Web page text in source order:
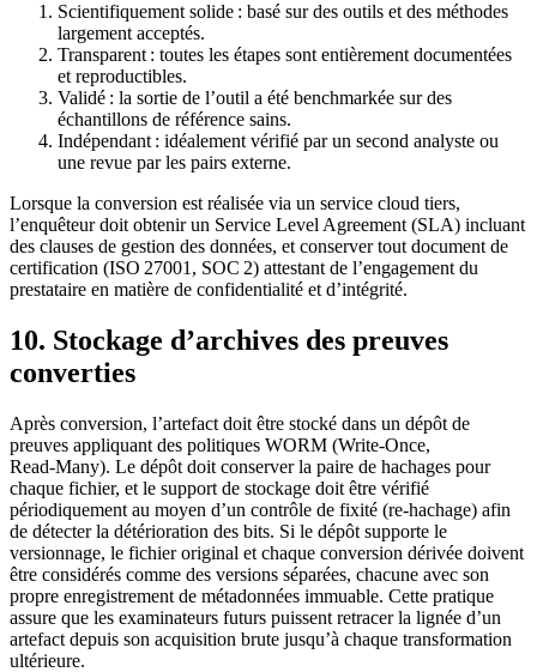
Scientifiquement solide : basé sur des outils et des méthodes
largement acceptés.
Transparent : toutes les étapes sont entièrement documentées
et reproductibles.
Validé : la sortie de l’outil a été benchmarkée sur des
échantillons de référence sains.
Indépendant : idéalement vérifié par un second analyste ou
une revue par les pairs externe.
Lorsque la conversion est réalisée via un service cloud tiers,
l’enquêteur doit obtenir un Service Level Agreement (SLA) incluant
des clauses de gestion des données, et conserver tout document de
certification (ISO 27001, SOC 2) attestant de l’engagement du
prestataire en matière de confidentialité et d’intégrité.
10. Stockage d’archives des preuves
converties
Après conversion, l’artefact doit être stocké dans un dépôt de
preuves appliquant des politiques WORM (Write‑Once,
Read‑Many). Le dépôt doit conserver la paire de hachages pour
chaque fichier, et le support de stockage doit être vérifié
périodiquement au moyen d’un contrôle de fixité (re‑hachage) afin
de détecter la détérioration des bits. Si le dépôt supporte le
versionnage, le fichier original et chaque conversion dérivée doivent
être considérés comme des versions séparées, chacune avec son
propre enregistrement de métadonnées immuable. Cette pratique
assure que les examinateurs futurs puissent retracer la lignée d’un
artefact depuis son acquisition brute jusqu’à chaque transformation
ultérieure.